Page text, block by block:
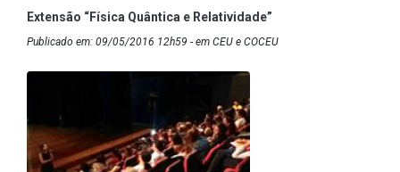
Extensão “Física Quântica e Relatividade”
Publicado em: 09/05/2016 12h59 - em CEU e COCEU